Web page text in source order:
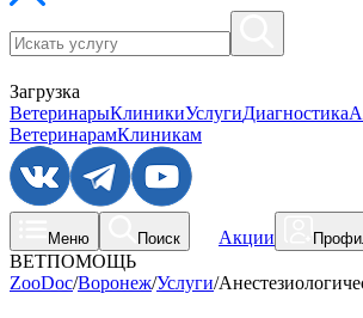
Загрузка
ВетеринарыКлиникиУслугиДиагностика
ВетеринарамКлиникам
Меню Поиск Акции
ВЕТПОМОЩЬ
ZooDoc/Воронеж/Услуги/